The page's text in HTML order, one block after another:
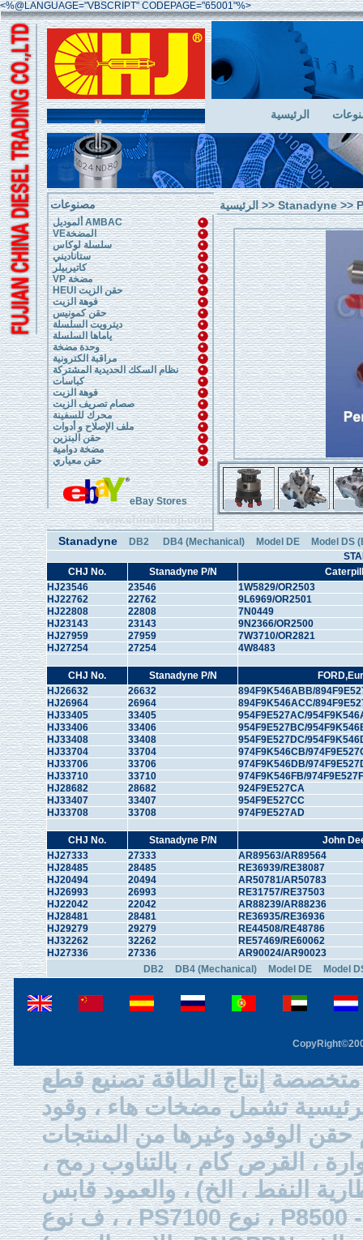
<%@LANGUAGE="VBSCRIPT" CODEPAGE="65001"%>
الرئيسية
مصنوعات
ألموديل AMBAC
VEالمضخة
سلسلة لوكاس
ستاناديني
كاتيربيلر
VP مضخة
HEUI حقن الزيت
فوهة الزيت
حقن كمونيس
ديترويت السلسلة
ياماها السلسلة
وحدة مضخة
مراقبة الكترونية
نظام السكك الحديدية المشتركة
كباسات
فوهة الزيت
صصام تصريف الزيت
محرك للسفينة
ملف الإصلاح و أدوات
حقن البنزين
مضخة دوامية
حقن معياري
eBay Stores
www.chinahanji.com
الرئيسية>>Stanadyne>>
Stanadyne DB2 DB4 (Mechanical) Model DE
Model DS
CHJ No.
Stanadyne P/N
HJ23546
23546
1W5829/OR2503
HJ22762
22762
9L6969/OR2501
HJ22808
22808
7N0449
HJ23143
23143
9N2366/OR2500
HJ27959
27959
7W3710/OR2821
HJ27254
27254 4W8483
CHJ No. Stanadyne P/N
HJ26632
26632
894F9K546ABB/
HJ26964
26964
894F9K546ACC/
HJ33405
33405
954F9E527AC/
HJ33406
33406
954F9E527BC/
HJ33408
33408
954F9E527DC/
HJ33704
33704
974F9K546CB/
HJ33706
33706
974F9K546DB/
HJ33710
33710
974F9K546FB/
HJ28682
28682
924F9E527CA
HJ33407
33407
954F9E527CC
HJ33708
33708 974F9E527AD
CHJ No. Stanadyne P/N
John
HJ27333
27333
AR89563/AR89564
HJ28485
28485
RE36939/RE38087
HJ20494
20494
AR50781/AR50783
HJ26993
26993
RE31757/RE37503
HJ22042
22042
AR88239/AR88236
HJ28481
28481
RE36935/RE36936
HJ29279
29279
RE44508/RE48786
HJ32262
32262
RE57469/RE60062
HJ27336
27336
AR90024/AR90023
DB2
DB4 (Mechanical) Model DE Model
إنتاج الطاقة تصنيع قطع
تشمل مضخات هاء ، وقود
الوقود وغيرها من المنتجات
، القرص كام ، بالتناوب رمح ،
النفط ، الخ) ، والعمودقابس (ألف نوع ، من نوع اس
، ف نوع ، PS7100 نوع ، P8500 - نوع ، ميغاواط النوع ، إلخ) ، الخرطوم